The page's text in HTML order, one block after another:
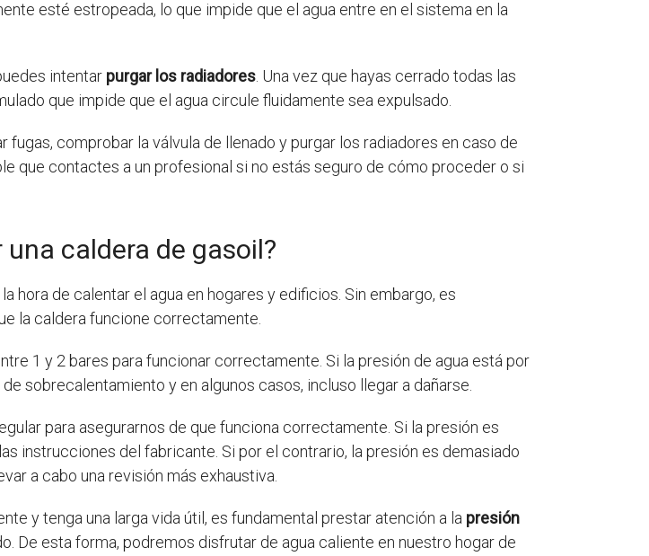
esté estropeada, lo que impide que el agua entre en el sistema en la
intentar purgar los radiadores . Una vez que hayas cerrado todas las
que impide que el agua circule fluidamente sea expulsado.
comprobar la válvula de llenado y purgar los radiadores en caso de
que contactes a un profesional si no estás seguro de cómo proceder o si
caldera de gasoil?
hora de calentar el agua en hogares y edificios. Sin embargo, es
la caldera funcione correctamente.
1 y 2 bares para funcionar correctamente. Si la presión de agua está por
sobrecalentamiento y en algunos casos, incluso llegar a dañarse.
para asegurarnos de que funciona correctamente. Si la presión es
instrucciones del fabricante. Si por el contrario, la presión es demasiado
a cabo una revisión más exhaustiva.
y tenga una larga vida útil, es fundamental prestar atención a la presión
De esta forma, podremos disfrutar de agua caliente en nuestro hogar de